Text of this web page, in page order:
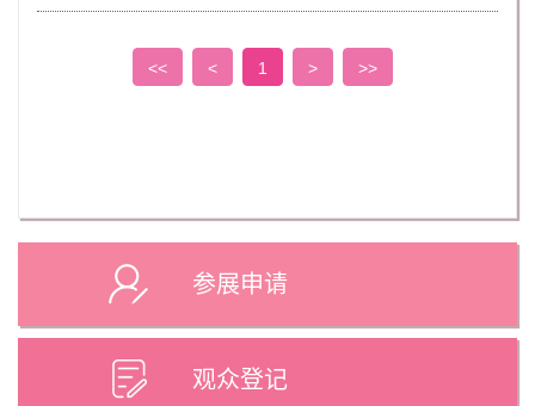
<< < 1 > >>
参展申请
观众登记